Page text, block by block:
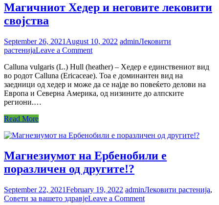
потребен
магнезиум?
Магичниот Хедер и неговите лековити
својства
September 26, 2021 August 10, 2022 adminЛековити
растенијаLeave a Commenton
Хедер
и
неговите
лековити
Calluna vulgaris (L.) Hull (heather) – Хедер е единствениот вид
во родот Calluna (Ericaceae). Тоа е доминантен вид на
заедници од хедер и може да се најде во повеќето делови на
Европа и Северна Америка, од низините до алпските
региони.…
Read More
Магнезиумот на Ербенобили е
поразличен од другите!?
September 22, 2021February 19, 2022 adminЛековити растенија,
Совети за вашето здравјеLeave a Commenton